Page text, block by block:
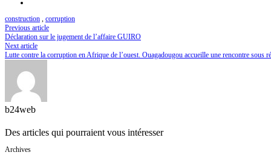
construction , corruption
Previous article
Déclaration sur le jugement de l’affaire GUIRO
Next article
Lutte contre la corruption en Afrique de l’ouest. Ouagadougou accueille une rencontre sous
b24web
Des articles qui pourraient vous intéresser
Archives